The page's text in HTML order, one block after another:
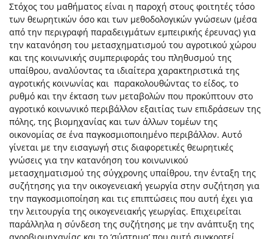
Στόχος του μαθήματος είναι η παροχή στους φοιτητές τόσο
των θεωρητικών όσο και των μεθοδολογικών γνώσεων (μέσα
από την περιγραφή παραδειγμάτων εμπειρικής έρευνας) για
την κατανόηση του μετασχηματισμού του αγροτικού χώρου
και της κοινωνικής συμπεριφοράς του πληθυσμού της
υπαίθρου, αναλύοντας τα ιδιαίτερα χαρακτηριστικά της
αγροτικής κοινωνίας και παρακολουθώντας το είδος, το
ρυθμό και την έκταση των μεταβολών που προκύπτουν στο
αγροτικό κοινωνικό περιβάλλον εξαιτίας των επιδράσεων της
πόλης, της βιομηχανίας και των άλλων τομέων της
οικονομίας σε ένα παγκοσμιοποιημένο περιβάλλον. Αυτό
γίνεται με την εισαγωγή στις διαφορετικές θεωρητικές
γνώσεις για την κατανόηση του κοινωνικού
μετασχηματισμού της σύγχρονης υπαίθρου, την ένταξη της
συζήτησης για την οικογενειακή γεωργία στην συζήτηση για
την παγκοσμιοποίηση και τις επιπτώσεις που αυτή έχει για
την λειτουργία της οικογενειακής γεωργίας. Επιχειρείται
παράλληλα η σύνδεση της συζήτησης με την ανάπτυξη της